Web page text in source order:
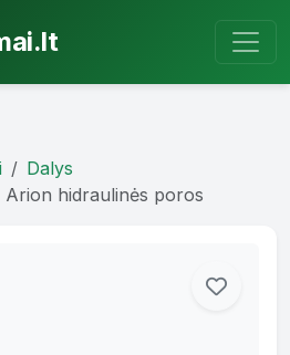
Dalys
Arion hidraulinės poros